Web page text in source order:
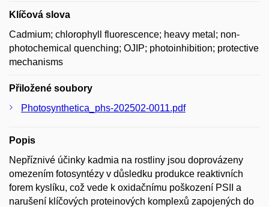
Klíčová slova
Cadmium; chlorophyll fluorescence; heavy metal; non-
photochemical quenching; OJIP; photoinhibition; protective
mechanisms
Přiložené soubory
Photosynthetica_phs-202502-0011.pdf
Popis
Nepříznivé účinky kadmia na rostliny jsou doprovázeny
omezením fotosyntézy v důsledku produkce reaktivních
forem kyslíku, což vede k oxidačnímu poškození PSII a
narušení klíčových proteinových komplexů zapojených do